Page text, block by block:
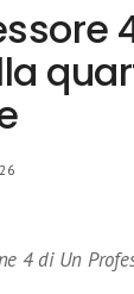
4 di Un